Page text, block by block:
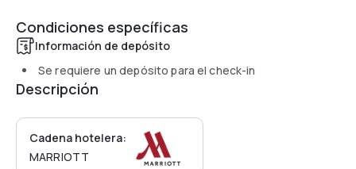
Condiciones específicas
Información de depósito
Se requiere un depósito para el check-in
Descripción
Cadena hotelera:
MARRIOTT